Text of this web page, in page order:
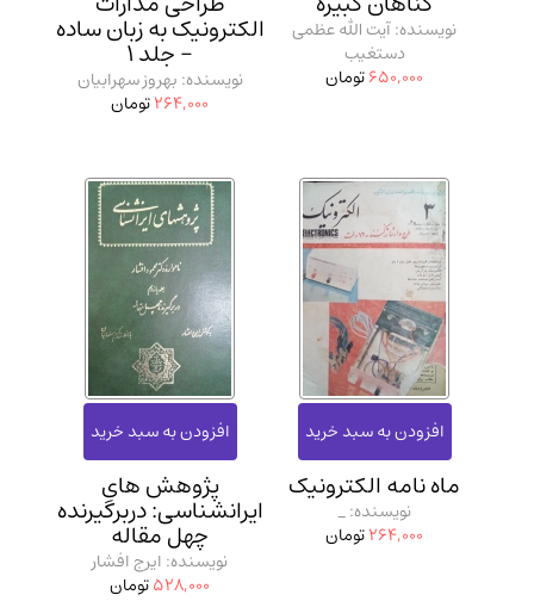
نویسنده: آیت الله عظمی
دستغیب
650,000تومان
الکترونیک به زبان ساده
- جلد 1
نویسنده: بهروز سهرابیان
264,000تومان
ماه نامه الکترونیک
نویسنده: _
264,000تومان
پژوهش‌ های
ایرانشناسی: دربرگیرنده
چهل مقاله
نویسنده: ایرج افشار
528,000تومان